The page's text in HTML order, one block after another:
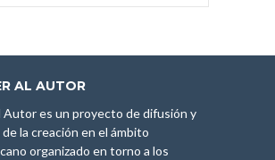
AL AUTOR
Autor es un proyecto de difusión y
la creación en el ámbito
organizado en torno a los